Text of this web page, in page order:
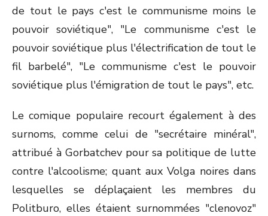
de tout le pays c'est le communisme moins le
pouvoir soviétique", "Le communisme c'est le
pouvoir soviétique plus l'électrification de tout le
fil barbelé", "Le communisme c'est le pouvoir
soviétique plus l'émigration de tout le pays", etc.
Le comique populaire recourt également à des
surnoms, comme celui de "secrétaire minéral",
attribué à Gorbatchev pour sa politique de lutte
contre l'alcoolisme; quant aux Volga noires dans
lesquelles se déplaçaient les membres du
Politburo, elles étaient surnommées "clenovoz"